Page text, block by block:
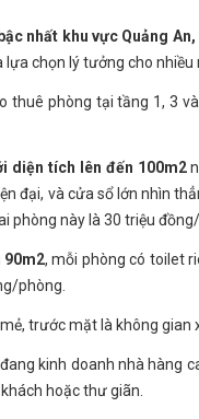
nhất khu vực Quảng An,
lựa chọn lý tưởng cho
thuê phòng tại tầng 1, 3
diện tích lên đến 100m2
đại, và cửa sổ lớn nhìn
phòng này là 30 triệu
90m2, mỗi phòng có toilet
phòng.
trước mặt là không gian
kinh doanh nhà hàng
hoặc thư giãn.